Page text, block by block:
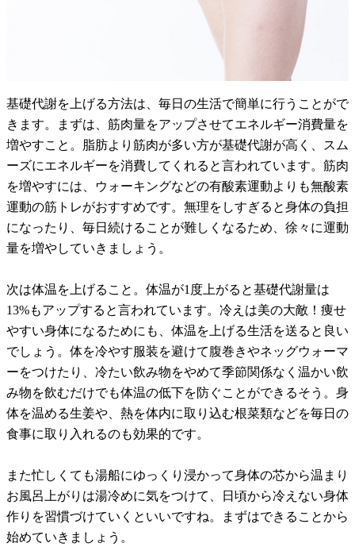
基礎代謝を上げる方法は、毎日の生活で簡単に行うことがで
きます。まずは、筋肉量をアップさせてエネルギー消費量を
増やすこと。脂肪より筋肉が多い方が基礎代謝が高く、スム
ーズにエネルギーを消費してくれると言われています。筋肉
を増やすには、ウォーキングなどの有酸素運動よりも無酸素
運動の筋トレがおすすめです。無理をしすぎると身体の負担
になったり、毎日続けることが難しくなるため、徐々に運動
量を増やしていきましょう。
次は体温を上げること。体温が1度上がると基礎代謝量は
13%もアップすると言われています。冷えは美の大敵！痩せ
やすい身体になるためにも、体温を上げる生活を送ると良い
でしょう。体を冷やす服装を避けて腹巻きやネッグウォーマ
ーをつけたり、冷たい飲み物をやめて季節関係なく温かい飲
み物を飲むだけでも体温の低下を防ぐことができるそう。身
体を温める生姜や、熱を体内に取り込む根菜類などを毎日の
食事に取り入れるのも効果的です。
また忙しくても湯船にゆっくり浸かって身体の芯から温まり
お風呂上がりは湯冷めに気をつけて、日頃から冷えない身体
作りを習慣づけていくといいですね。まずはできることから
始めていきましょう。